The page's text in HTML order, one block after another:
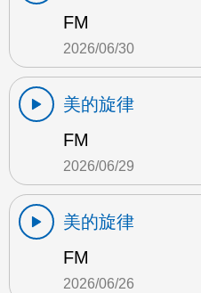
FM
2026/06/30
美的旋律
FM
2026/06/29
美的旋律
FM
2026/06/26